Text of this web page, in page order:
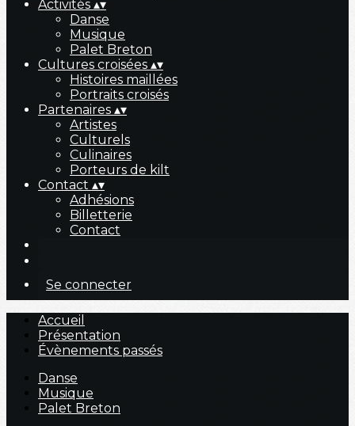
Activités ▴▾
Danse
Musique
Palet Breton
Cultures croisées ▴▾
Histoires maillées
Portraits croisés
Partenaires ▴▾
Artistes
Culturels
Culinaires
Porteurs de kilt
Contact ▴▾
Adhésions
Billetterie
Contact
Se connecter
Accueil
Présentation
Évènements passés
Danse
Musique
Palet Breton